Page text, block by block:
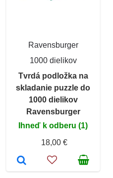
Ravensburger
1000 dielikov
Tvrdá podložka na
skladanie puzzle do
1000 dielikov
Ravensburger
Ihneď k odberu (1)
18,00 €